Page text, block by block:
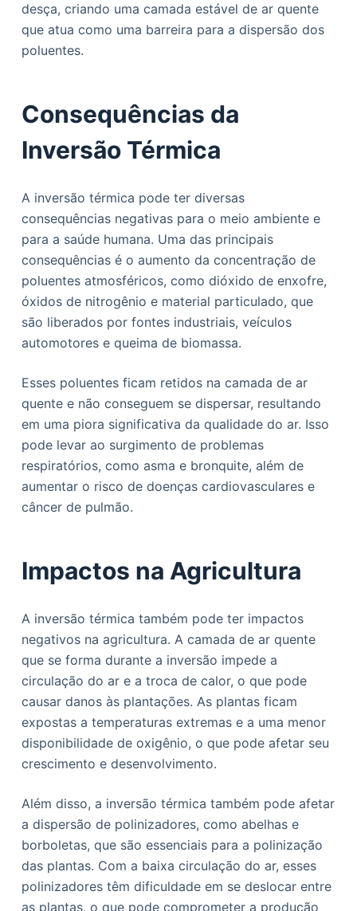
desça, criando uma camada estável de ar quente
que atua como uma barreira para a dispersão dos
poluentes.
Consequências da
Inversão Térmica
A inversão térmica pode ter diversas
consequências negativas para o meio ambiente e
para a saúde humana. Uma das principais
consequências é o aumento da concentração de
poluentes atmosféricos, como dióxido de enxofre,
óxidos de nitrogênio e material particulado, que
são liberados por fontes industriais, veículos
automotores e queima de biomassa.
Esses poluentes ficam retidos na camada de ar
quente e não conseguem se dispersar, resultando
em uma piora significativa da qualidade do ar. Isso
pode levar ao surgimento de problemas
respiratórios, como asma e bronquite, além de
aumentar o risco de doenças cardiovasculares e
câncer de pulmão.
Impactos na Agricultura
A inversão térmica também pode ter impactos
negativos na agricultura. A camada de ar quente
que se forma durante a inversão impede a
circulação do ar e a troca de calor, o que pode
causar danos às plantações. As plantas ficam
expostas a temperaturas extremas e a uma menor
disponibilidade de oxigênio, o que pode afetar seu
crescimento e desenvolvimento.
Além disso, a inversão térmica também pode afetar
a dispersão de polinizadores, como abelhas e
borboletas, que são essenciais para a polinização
das plantas. Com a baixa circulação do ar, esses
polinizadores têm dificuldade em se deslocar entre
as plantas, o que pode comprometer a produção